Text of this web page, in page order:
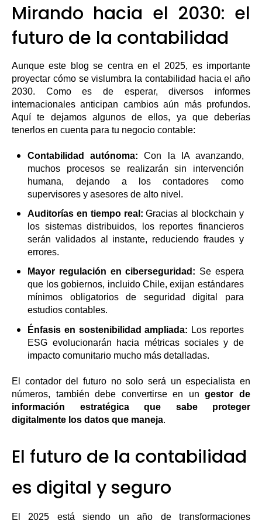
Mirando hacia el 2030: el
futuro de la contabilidad
Aunque este blog se centra en el 2025, es importante
proyectar cómo se vislumbra la contabilidad hacia el año
2030. Como es de esperar, diversos informes
internacionales anticipan cambios aún más profundos.
Aquí te dejamos algunos de ellos, ya que deberías
tenerlos en cuenta para tu negocio contable:
Contabilidad autónoma: Con la IA avanzando,
muchos procesos se realizarán sin intervención
humana, dejando a los contadores como
supervisores y asesores de alto nivel.
Auditorías en tiempo real: Gracias al blockchain y
los sistemas distribuidos, los reportes financieros
serán validados al instante, reduciendo fraudes y
errores.
Mayor regulación en ciberseguridad: Se espera
que los gobiernos, incluido Chile, exijan estándares
mínimos obligatorios de seguridad digital para
estudios contables.
Énfasis en sostenibilidad ampliada: Los reportes
ESG evolucionarán hacia métricas sociales y de
impacto comunitario mucho más detalladas.
El contador del futuro no solo será un especialista en
números, también debe convertirse en ungestor de
información estratégica que sabe proteger
digitalmente los datos que maneja.
El futuro de la contabilidad
es digital y seguro
El 2025 está siendo un año de transformaciones